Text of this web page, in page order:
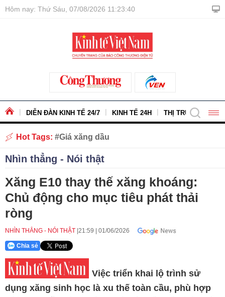
Hôm nay: Thứ Sáu, 07/08/2026 11:23:42
DIỄN ĐÀN KINH TẾ 24/7 KINH TẾ 24H THỊ TRƯỜNG -
Hot Tags: Giá xăng dầu
Nhìn thẳng - Nói thật
Xăng E10 thay thế xăng khoáng:
Chủ động cho mục tiêu phát thải
ròng
NHÌN THẲNG - NÓI THẬT 21:59 01/06/2026
Chia sẻ
Việc triển khai lộ trình sử
dụng xăng sinh học là xu thế toàn cầu, phù hợp